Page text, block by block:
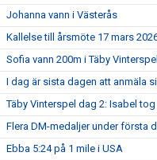
Johanna vann i Västerås
Kallelse till årsmöte 17 mars
Sofia vann 200m i Täby Vinterspel
I dag är sista dagen att anmäla
Täby Vinterspel dag 2: Isabel
Flera DM-medaljer under första
Ebba 5:24 på 1 mile i USA